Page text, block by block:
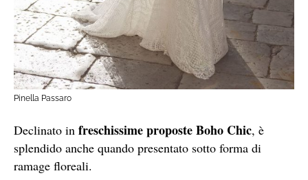
Pinella Passaro
Declinato in freschissime proposte Boho Chic, è
splendido anche quando presentato sotto forma di
ramage floreali.